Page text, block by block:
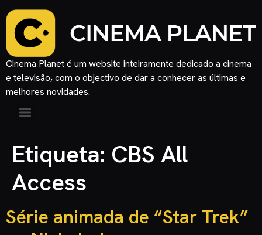
Cinema Planet é um website inteiramente dedicado a cinema
e televisão, com o objectivo de dar a conhecer as últimas e
melhores novidades.
Etiqueta: CBS All
Access
Série animada de “Star Trek”